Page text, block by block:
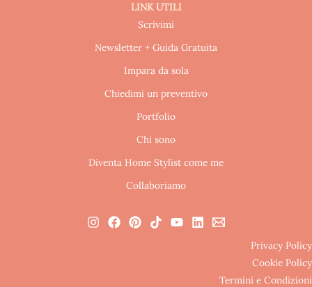
LINK UTILI
Scrivimi
Newsletter + Guida Gratuita
Impara da sola
Chiedimi un preventivo
Portfolio
Chi sono
Diventa Home Stylist come me
Collaboriamo
Privacy Policy
Cookie Policy
Termini e Condizioni